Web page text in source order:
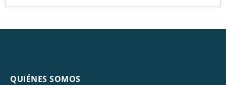
QUIÉNES SOMOS